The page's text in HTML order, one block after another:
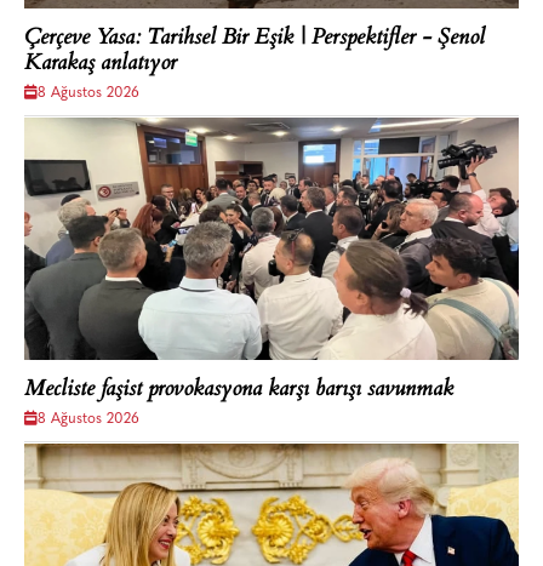
Çerçeve Yasa: Tarihsel Bir Eşik | Perspektifler - Şenol
Karakaş anlatıyor
8 Ağustos 2026
Mecliste faşist provokasyona karşı barışı savunmak
8 Ağustos 2026